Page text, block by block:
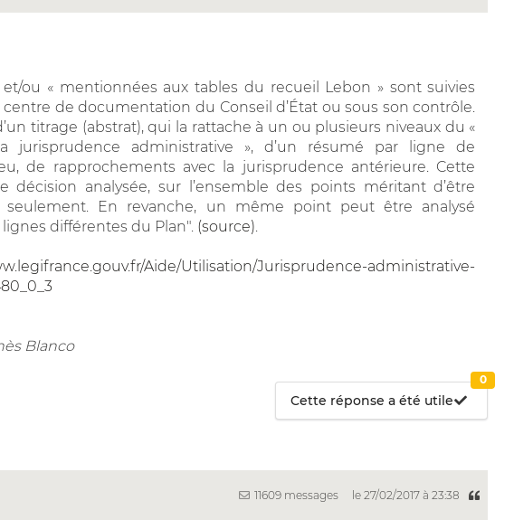
et/ou « mentionnées aux tables du recueil Lebon » sont suivies
centre de documentation du Conseil d’État ou sous son contrôle.
titrage (abstrat), qui la rattache à un ou plusieurs niveaux du «
jurisprudence administrative », d’un résumé par ligne de
de rapprochements avec la jurisprudence antérieure. Cette
décision analysée, sur l’ensemble des points méritant d’être
seulement. En revanche, un même point peut être analysé
différentes du Plan". (source)
Aide/Utilisation/Jurisprudence-administrative-
Blanco
Cette réponse a été utile
0
11609 messages le 27/02/2017 à 23:38